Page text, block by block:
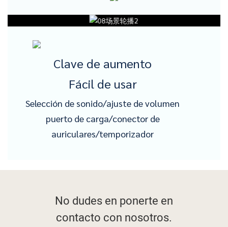
Clave de aumento
Fácil de usar
Selección de sonido/ajuste de volumen
puerto de carga/conector de
auriculares/temporizador
No dudes en ponerte en
contacto con nosotros.